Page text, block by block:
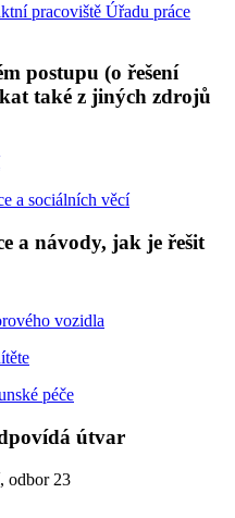
pracoviště Úřadu práce
postupu (o řešení
také z jiných zdrojů
a sociálních věcí
a návody, jak je řešit
vozidla
péče
útvar
odbor 23